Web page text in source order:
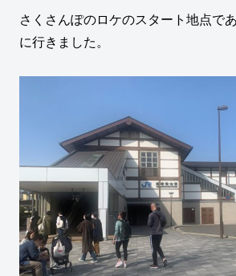
さくさんぽのロケのスタート地点で
に行きました。